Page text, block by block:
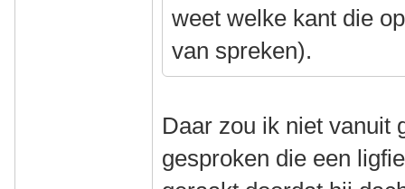
weet welke kant die
van spreken).
Daar zou ik niet vanuit
gesproken die een